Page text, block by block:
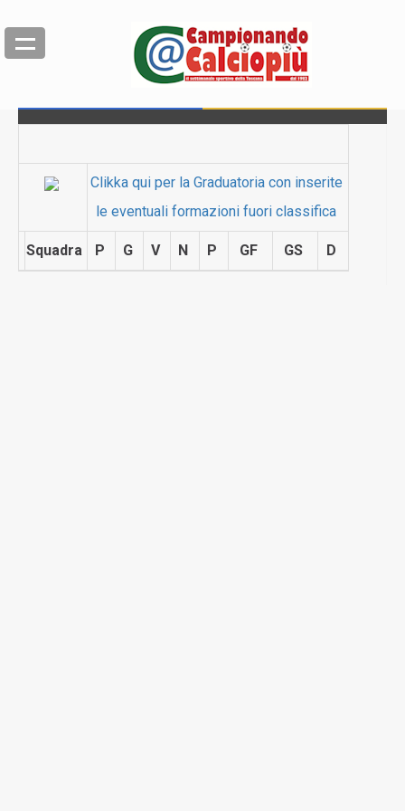
Clikka qui per la Graduatoria con inserite
le eventuali formazioni fuori classifica
Squadra P G V N P GF GS D